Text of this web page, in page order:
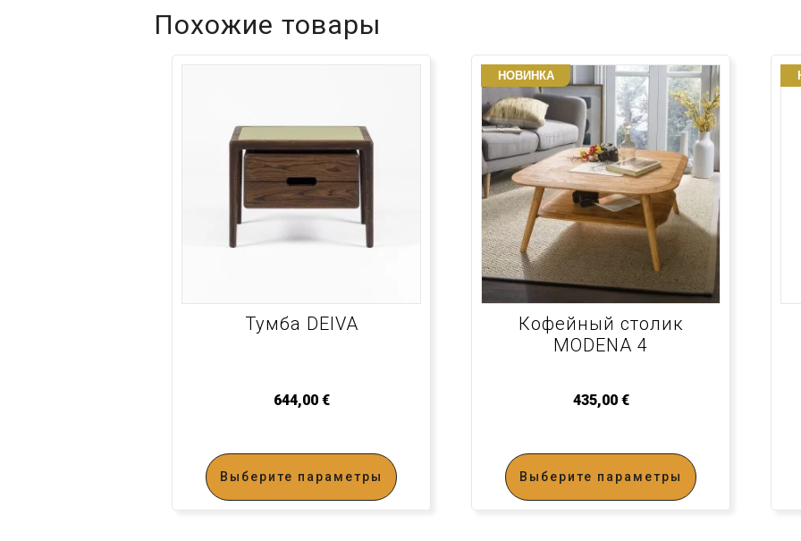
Похожие товары
Тумба DEIVA
644,00 €
Выберите параметры
НОВИНКА
Кофейный столик
MODENA 4
435,00 €
Выберите параметры